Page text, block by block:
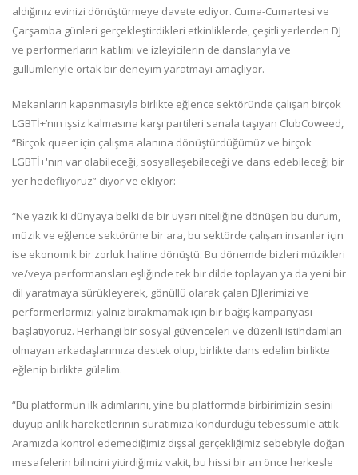
aldığınız evinizi dönüştürmeye davete ediyor. Cuma-Cumartesi ve
Çarşamba günleri gerçekleştirdikleri etkinliklerde, çeşitli yerlerden DJ
ve performerların katılımı ve izleyicilerin de danslarıyla ve
gullümleriyle ortak bir deneyim yaratmayı amaçlıyor.
Mekanların kapanmasıyla birlikte eğlence sektöründe çalışan birçok
LGBTİ+’nın işsiz kalmasına karşı partileri sanala taşıyan ClubCoweed,
“Birçok queer için çalışma alanına dönüştürdüğümüz ve birçok
LGBTİ+'nın var olabileceği, sosyalleşebileceği ve dans edebileceği bir
yer hedefliyoruz” diyor ve ekliyor:
“Ne yazık ki dünyaya belki de bir uyarı niteliğine dönüşen bu durum,
müzik ve eğlence sektörüne bir ara, bu sektörde çalışan insanlar için
ise ekonomik bir zorluk haline dönüştü. Bu dönemde bizleri müzikleri
ve/veya performansları eşliğinde tek bir dilde toplayan ya da yeni bir
dil yaratmaya sürükleyerek, gönüllü olarak çalan DJlerimizi ve
performerlarmızı yalnız bırakmamak için bir bağış kampanyası
başlatıyoruz. Herhangi bir sosyal güvenceleri ve düzenli istihdamları
olmayan arkadaşlarımıza destek olup, birlikte dans edelim birlikte
eğlenip birlikte gülelim.
“Bu platformun ilk adımlarını, yine bu platformda birbirimizin sesini
duyup anlık hareketlerinin suratımıza kondurduğu tebessümle attık.
Aramızda kontrol edemediğimiz dışsal gerçekliğimiz sebebiyle doğan
mesafelerin bilincini yitirdiğimiz vakit, bu hissi bir an önce herkesle